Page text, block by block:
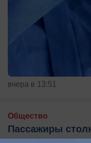
вчера в 13:51
Общество
Пассажиры